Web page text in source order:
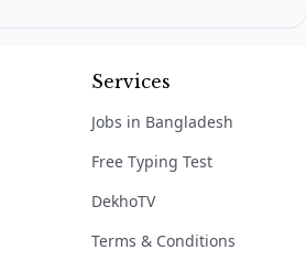
Services
Jobs in Bangladesh
Free Typing Test
DekhoTV
Terms & Conditions